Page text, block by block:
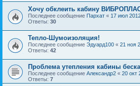
Хочу обклеить кабину
Последнее сообщение Пархат « 17 июл
Ответы: 30
Тепло-Шумоизоляция!
Последнее сообщение Эдуард100 « 21 ноя
Ответы: 42
Проблема утепления кабины
Последнее сообщение Александр2 « 20 окт
Ответы: 7